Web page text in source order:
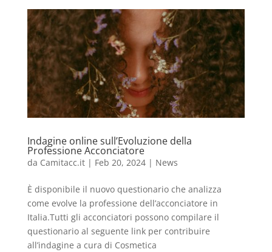
Indagine online sull’Evoluzione della
Professione Acconciatore
da Camitacc.it| Feb 20, 2024| News
È disponibile il nuovo questionario che analizza
come evolve la professione dell’acconciatore in
Italia.Tutti gli acconciatori possono compilare il
questionario al seguente link per contribuire
all’indagine a cura di Cosmetica